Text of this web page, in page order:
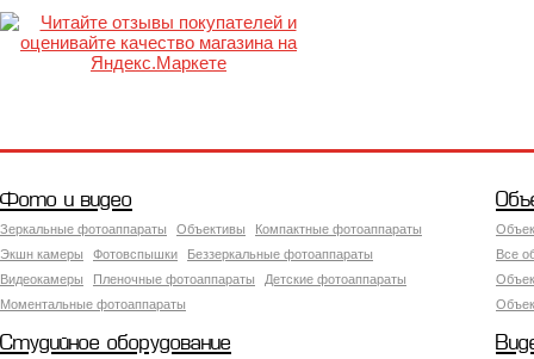
Фото и видео
Зеркальные фотоаппараты Объективы
Компактные фотоаппараты
Экшн камеры
Фотовспышки
Беззеркальные фотоаппараты
Видеокамеры
Пленочные фотоаппараты
Детские фотоаппараты
Моментальные фотоаппараты
Все
Студийное оборудование